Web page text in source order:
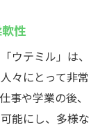
性
ウテミル」は、
々にとって非常
事や学業の後、
能にし、多様な